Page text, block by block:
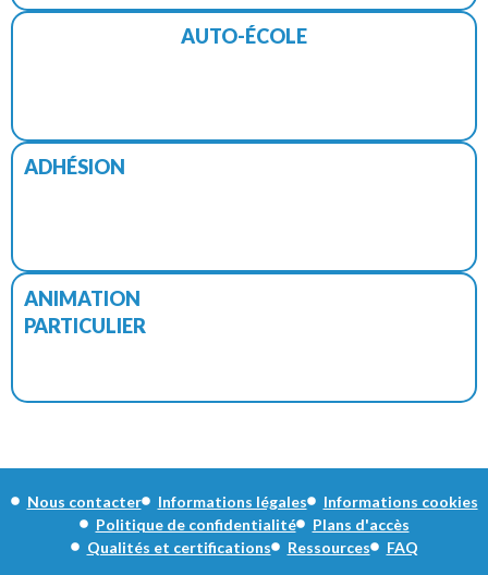
AUTO-ÉCOLE
ADHÉSION
ANIMATION
PARTICULIER
Nous contacter Informations légales
Informations cookies
Politique de confidentialité
Plans d'accès
Qualités et certifications
Ressources FAQ